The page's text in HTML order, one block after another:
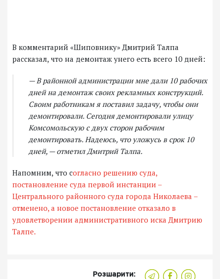
В комментарий «Шиповнику» Дмитрий Талпа
рассказал, что на демонтаж унего есть всего 10 дней:
— В районной администрации мне дали 10 рабочих
дней на демонтаж своих рекламных конструкций.
Своим работникам я поставил задачу, чтобы они
демонтировали. Сегодня демонтировали улицу
Комсомольскую с двух сторон рабочим
демонтировать. Надеюсь, что уложусь в срок 10
дней, — отметил Дмитрий Талпа.
Напомним, что согласно решению суда,
постановление суда первой инстанции –
Центрального районного суда города Николаева –
отменено, а новое постановление отказало в
удовлетворении административного иска Дмитрию
Талпе.
Розшарити: